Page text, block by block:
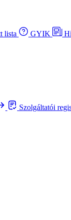
lista GYIK
Szolgáltatói